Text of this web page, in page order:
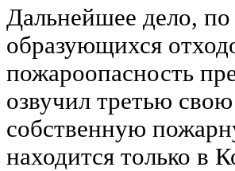
Дальнейшее дело, по
образующихся
пожароопасность
озвучил третью
собственную
находится только в